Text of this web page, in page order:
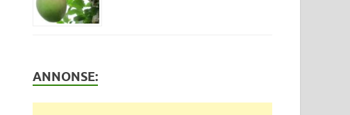
ANNONSE: